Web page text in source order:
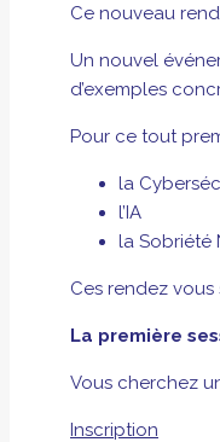
Ce nouveau
Un nouvel
d’exemples
Pour ce tout
la
l’IA
la Sobriété
Ces rendez
La première
Vous cherchez
Inscription